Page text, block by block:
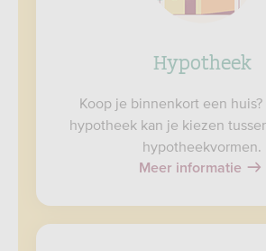
Hypotheek
Koop je binnenkort een
hypotheek kan je kiezen
hypotheekvormen.
Meer informatie